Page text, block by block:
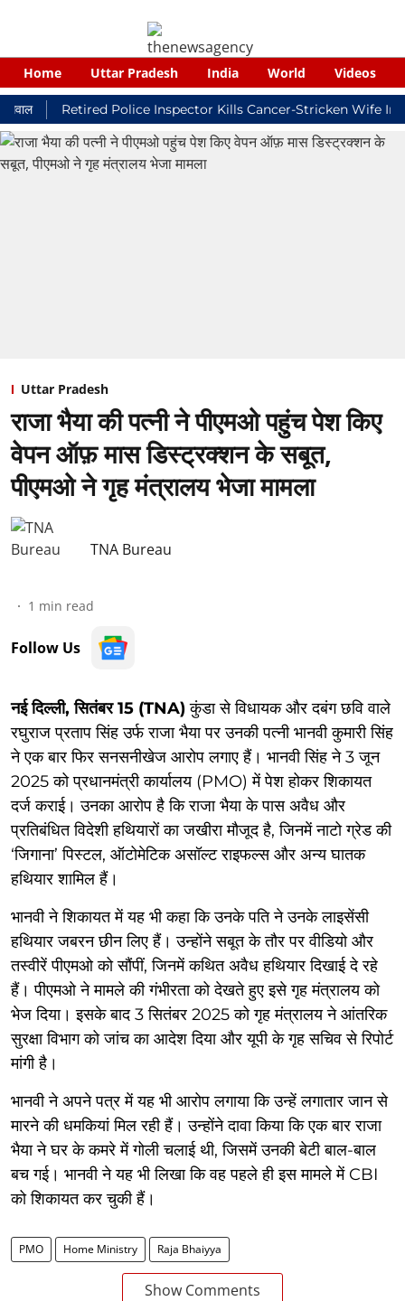
Home Uttar Pradesh India World Videos
Retired Police Inspector Kills Cancer-Stricken Wife In
Uttar Pradesh
राजा भैया की पत्नी ने पीएमओ पहुंच पेश किए
वेपन ऑफ़ मास डिस्ट्रक्शन के सबूत,
पीएमओ ने गृह मंत्रालय भेजा मामला
TNA Bureau
1 min read
Follow Us
नई दिल्ली, सितंबर 15 (TNA)कुंडा से विधायक और दबंग छवि वाले
रघुराज प्रताप सिंह उर्फ राजा भैया पर उनकी पत्नी भानवी कुमारी सिंह
ने एक बार फिर सनसनीखेज आरोप लगाए हैं। भानवी सिंह ने 3 जून
2025 को प्रधानमंत्री कार्यालय (PMO) में पेश होकर शिकायत
दर्ज कराई। उनका आरोप है कि राजा भैया के पास अवैध और
प्रतिबंधित विदेशी हथियारों का जखीरा मौजूद है, जिनमें नाटो ग्रेड की
‘जिगाना’ पिस्टल, ऑटोमेटिक असॉल्ट राइफल्स और अन्य घातक
हथियार शामिल हैं।
भानवी ने शिकायत में यह भी कहा कि उनके पति ने उनके लाइसेंसी
हथियार जबरन छीन लिए हैं। उन्होंने सबूत के तौर पर वीडियो और
तस्वीरें पीएमओ को सौंपीं, जिनमें कथित अवैध हथियार दिखाई दे रहे
हैं। पीएमओ ने मामले की गंभीरता को देखते हुए इसे गृह मंत्रालय को
भेज दिया। इसके बाद 3 सितंबर 2025 को गृह मंत्रालय ने आंतरिक
सुरक्षा विभाग को जांच का आदेश दिया और यूपी के गृह सचिव से रिपोर्ट
मांगी है।
भानवी ने अपने पत्र में यह भी आरोप लगाया कि उन्हें लगातार जान से
मारने की धमकियां मिल रही हैं। उन्होंने दावा किया कि एक बार राजा
भैया ने घर के कमरे में गोली चलाई थी, जिसमें उनकी बेटी बाल-बाल
बच गई। भानवी ने यह भी लिखा कि वह पहले ही इस मामले में CBI
को शिकायत कर चुकी हैं।
PMO Home Ministry Raja Bhaiyya
Show Comments